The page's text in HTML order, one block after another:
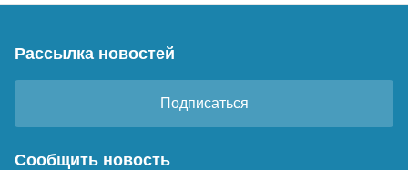
Рассылка новостей
Подписаться
Сообщить новость